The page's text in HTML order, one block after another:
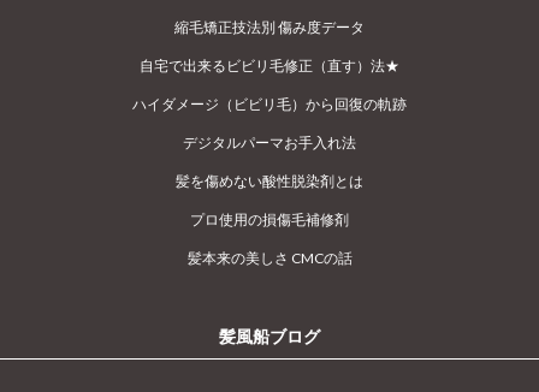
縮毛矯正技法別 傷み度データ
自宅で出来るビビリ毛修正（直す）法★
ハイダメージ（ビビリ毛）から回復の軌跡
デジタルパーマお手入れ法
髪を傷めない酸性脱染剤とは
プロ使用の損傷毛補修剤
髪本来の美しさ CMCの話
髪風船ブログ